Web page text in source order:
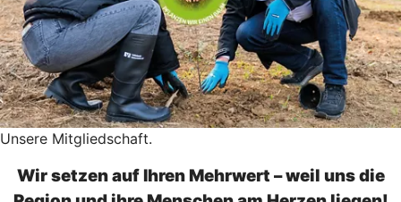
Unsere Mitgliedschaft.
Wir setzen auf Ihren Mehrwert – weil uns die